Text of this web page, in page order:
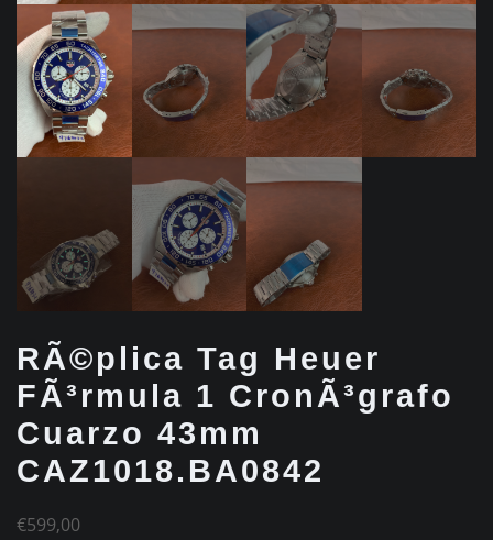
RÃ©plica Tag Heuer
FÃ³rmula 1 CronÃ³grafo
Cuarzo 43mm
CAZ1018.BA0842
€599,00